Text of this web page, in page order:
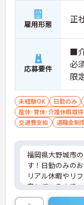
雇用形態 正
応募要件
■
必
限
任
未経験OK 日勤のみ
産休･育休･介護休暇取
交通費支給
退職金制
福岡県大野城市
す！日勤のみの
リアル休暇やリ
実しているので
い職場です♪ま